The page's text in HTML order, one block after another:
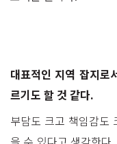
대표적인 지역 잡지로
르기도 할 것 같다.
부담도 크고 책임감도